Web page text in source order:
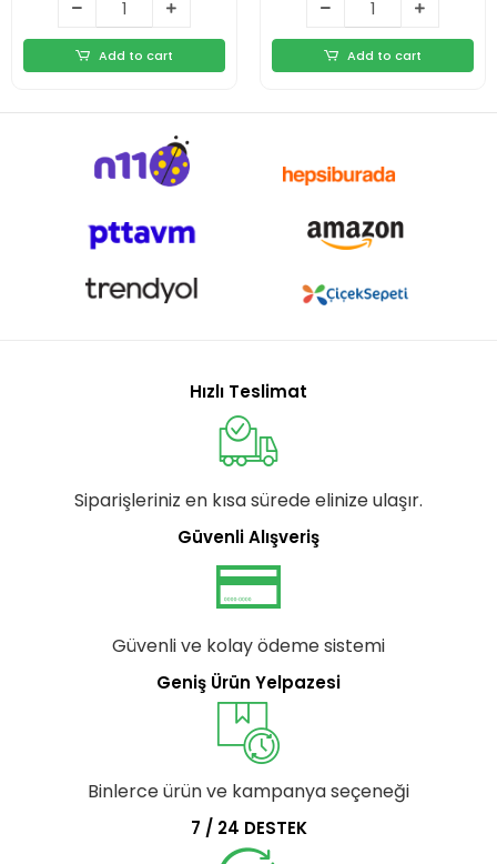
Add to cart Add to cart
Hızlı Teslimat
Siparişleriniz en kısa sürede elinize ulaşır.
Güvenli Alışveriş
Güvenli ve kolay ödeme sistemi
Geniş Ürün Yelpazesi
Binlerce ürün ve kampanya seçeneği
7 / 24 DESTEK